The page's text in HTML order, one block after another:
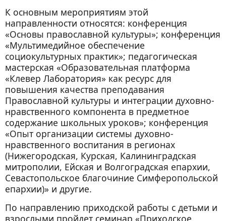
К основным мероприятиям этой
направленности относятся: конференция
«Основы православной культуры»; конференция
«Мультимедийное обеспечение
социокультурных практик»; педагогическая
мастерская «Образовательная платформа
«Клевер Лаборатория» как ресурс для
повышения качества преподавания
Православной культуры и интеграции духовно-
нравственного компонента в предметное
содержание школьных уроков»; конференция
«Опыт организации системы духовно-
нравственного воспитания в регионах
(Нижегородская, Курская, Калининградская
митрополии, Ейская и Волгоградская епархии,
Севастопольское благочиние Симферопольской
епархии)» и другие.
По направлению приходской работы с детьми и
взрослыми пройдет семинар «Приходское